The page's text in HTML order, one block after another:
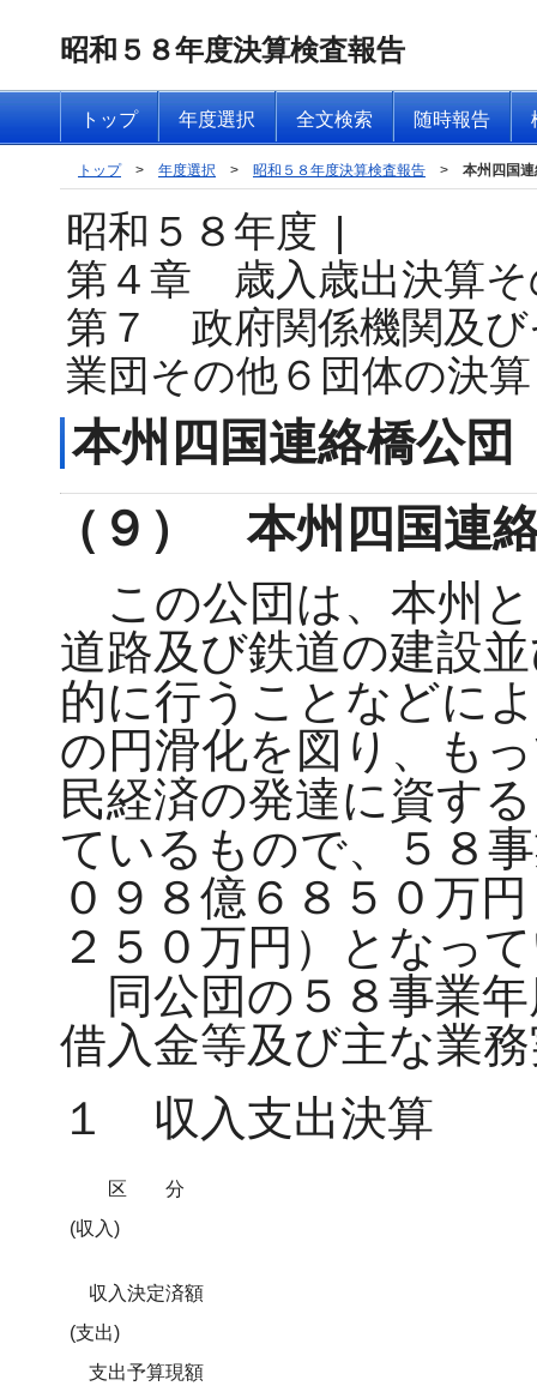
昭和５８年度決算検査報告
トップ 年度選択 全文検索 随時報告
トップ > 年度選択 > 昭和５８年度決算検査報告 > 本州四国
昭和５８年度 |
第４章 歳入歳出決算そ
第７ 政府関係機関及び
業団その他６団体の決算
本州四国連絡橋公団
（９） 本州四国連
この公団は、本州
道路及び鉄道の建設
的に行うことなどに
の円滑化を図り、も
民経済の発達に資す
ているもので、５８
０９８億６８５０万
２５０万円）となっ
同公団の５８事業年
借入金等及び主な業
１ 収入支出決算
区 分
(収入)
収入決定済額
(支出)
支出予算現額